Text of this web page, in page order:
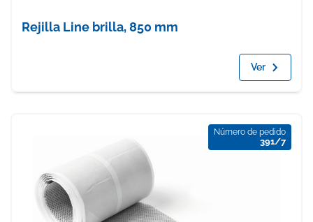
Rejilla Line brilla, 850 mm
Ver
Número de pedido
391/7